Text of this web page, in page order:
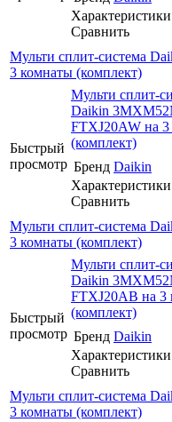
Характеристики
Сравнить
Мульти сплит-система
3 комнаты (комплект)
Быстрый
просмотр
Мульти сплит-
Daikin
FTXJ20AW на
(комплект)
Бренд Daikin
Характеристики
Сравнить
Мульти сплит-система
3 комнаты (комплект)
Быстрый
просмотр
Мульти сплит-
Daikin
FTXJ20AB на 3
(комплект)
Бренд Daikin
Характеристики
Сравнить
Мульти сплит-система
3 комнаты (комплект)